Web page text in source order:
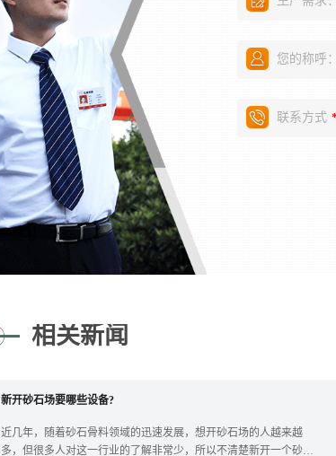
您的称呼：
联系方式
相关新闻
新开砂石场要哪些设备?
近几年，随着砂石骨料领域的迅速发展，想开砂石场的人越来越
多，但很多人对这一行业的了解非常少，所以不清楚新开一个砂石